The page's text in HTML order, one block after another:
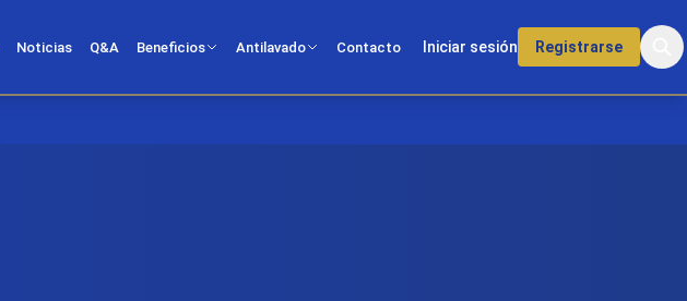
Noticias Q&A Beneficios Antilavado Contacto Iniciar sesión Registrarse